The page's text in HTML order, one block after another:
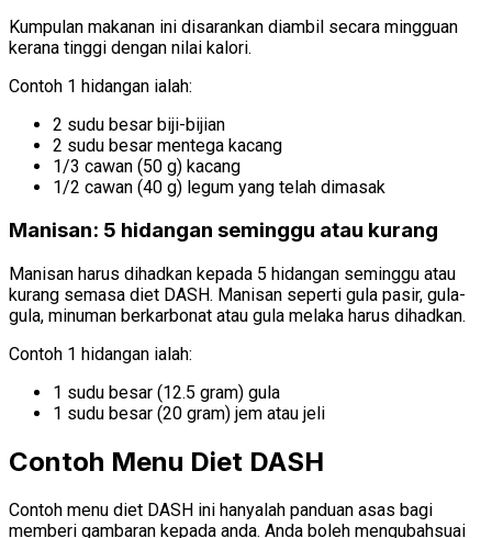
Kumpulan makanan ini disarankan diambil secara mingguan
kerana tinggi dengan nilai kalori.
Contoh 1 hidangan ialah:
2 sudu besar biji-bijian
2 sudu besar mentega kacang
1/3 cawan (50 g) kacang
1/2 cawan (40 g) legum yang telah dimasak
Manisan: 5 hidangan seminggu atau kurang
Manisan harus dihadkan kepada 5 hidangan seminggu atau
kurang semasa diet DASH. Manisan seperti gula pasir, gula-
gula, minuman berkarbonat atau gula melaka harus dihadkan.
Contoh 1 hidangan ialah:
1 sudu besar (12.5 gram) gula
1 sudu besar (20 gram) jem atau jeli
Contoh Menu Diet DASH
Contoh menu diet DASH ini hanyalah panduan asas bagi
memberi gambaran kepada anda. Anda boleh mengubahsuai